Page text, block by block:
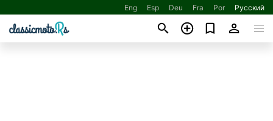
Eng Esp Deu Fra Por Русский